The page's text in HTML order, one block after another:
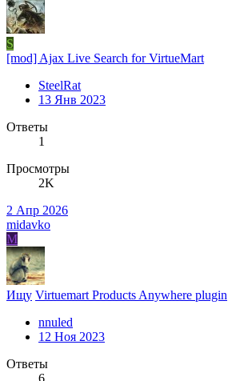
S
[mod] Ajax Live Search for VirtueMart
SteelRat
13 Янв 2023
Ответы
1
Просмотры
2K
2 Апр 2026
midavko
M
Ищу Virtuemart Products Anywhere plugin
nnuled
12 Ноя 2023
Ответы